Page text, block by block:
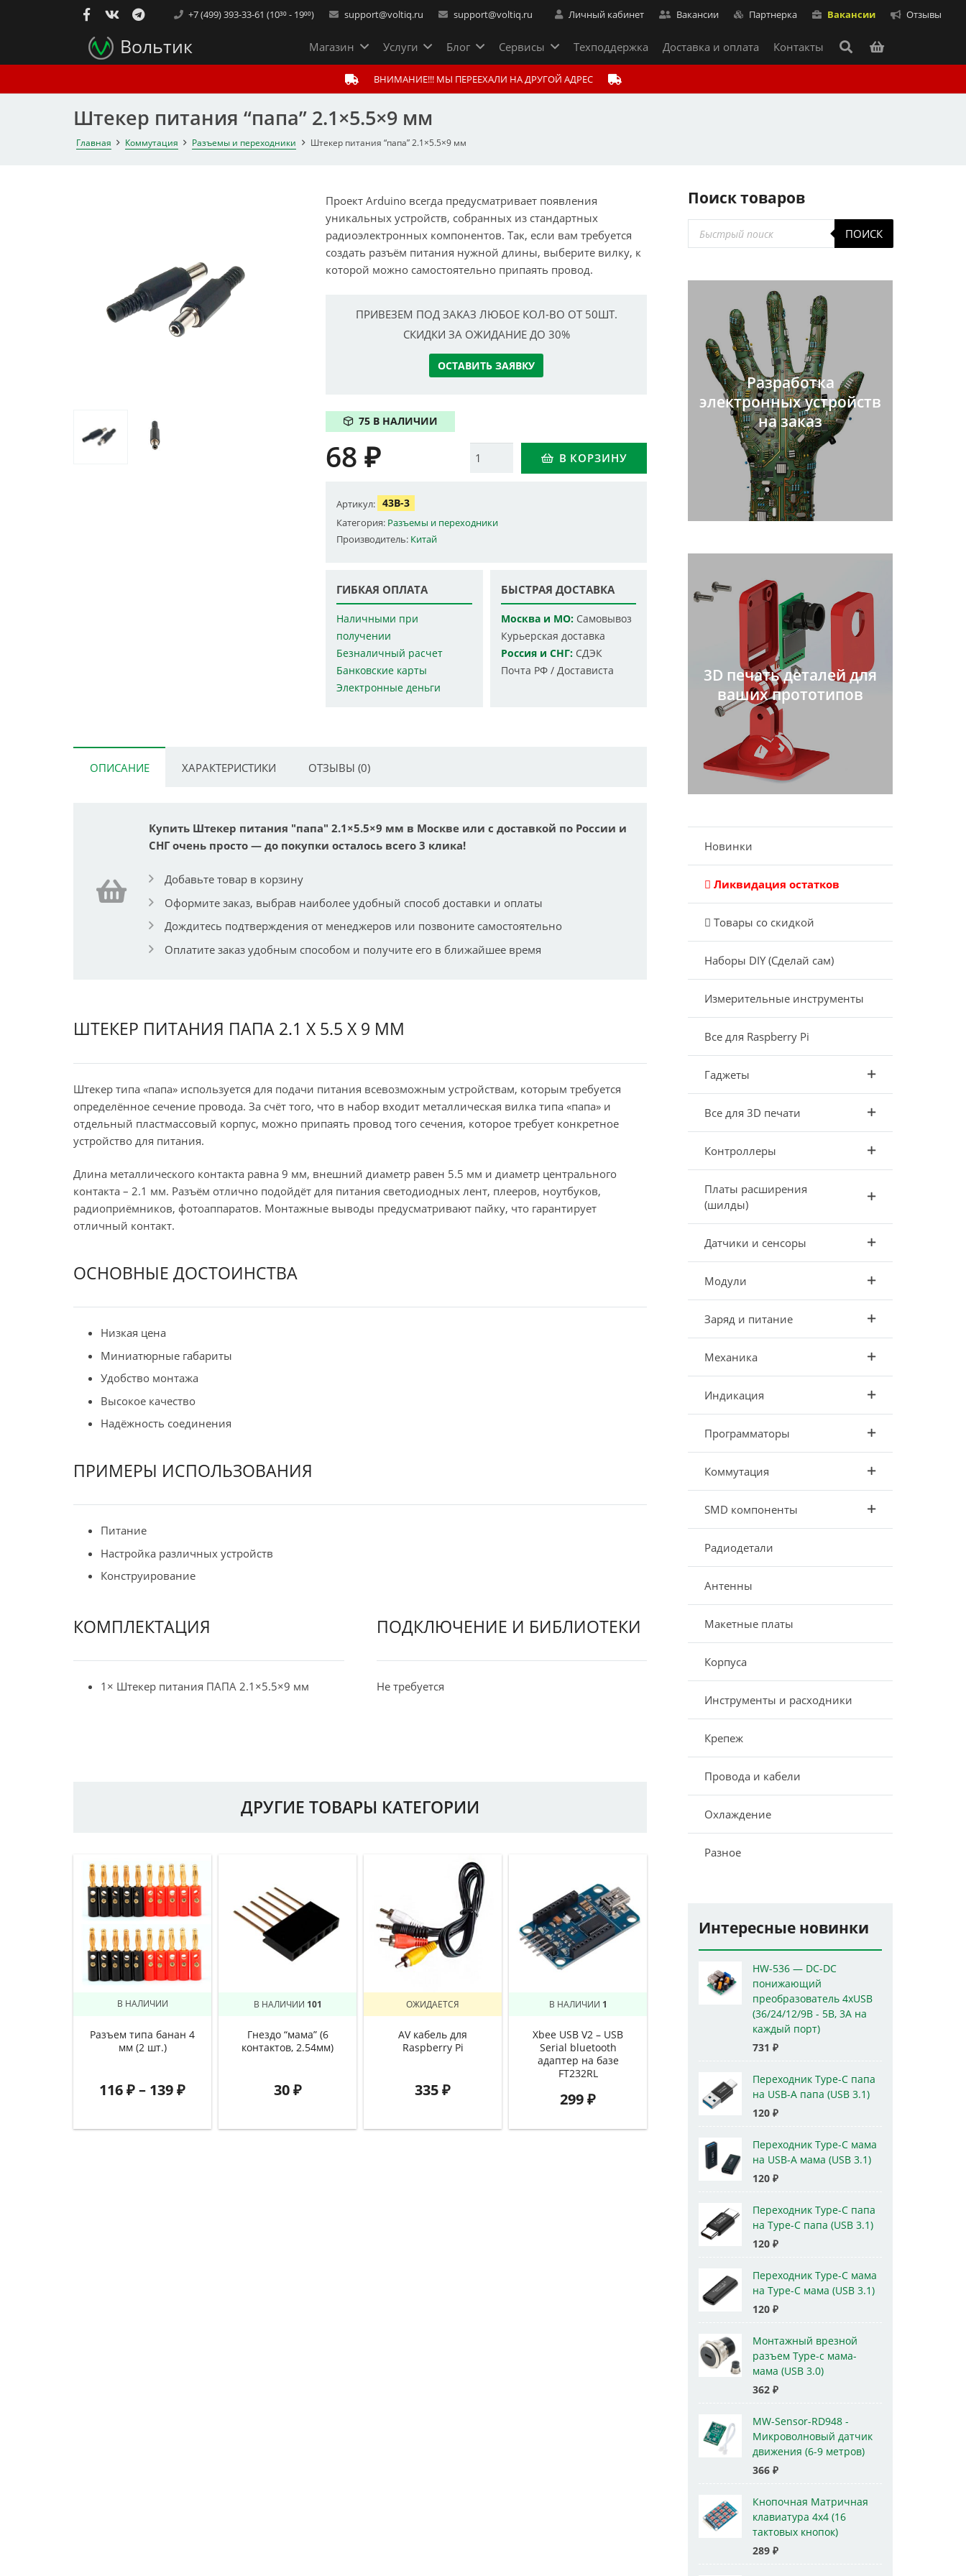
+7 (499) 393-33-61 (10³⁰ - 19⁰⁰) support@voltiq.ru support@voltiq.ru Личный кабинет Вакансии Партнерка Вакансии Отзывы
Вольтик Магазин Услуги Блог Сервисы Техподдержка Доставка и оплата Контакты
ВНИМАНИЕ!!! МЫ ПЕРЕЕХАЛИ НА ДРУГОЙ АДРЕС
Штекер питания “папа” 2.1×5.5×9 мм
Главная Коммутация Разъемы и переходники Штекер питания “папа” 2.1×5.5×9 мм
Проект Arduino всегда предусматривает появления
уникальных устройств, собранных из стандартных
радиоэлектронных компонентов. Так, если вам требуется
создать разъём питания нужной длины, выберите вилку, к
которой можно самостоятельно припаять провод.
ПРИВЕЗЕМ ПОД ЗАКАЗ ЛЮБОЕ КОЛ-ВО ОТ 50ШТ.
СКИДКИ ЗА ОЖИДАНИЕ ДО 30%
ОСТАВИТЬ ЗАЯВКУ
75 В НАЛИЧИИ
Количество В КОРЗИНУ
68₽
Артикул: 43B-3
Категория: Разъемы и переходники
Производитель: Китай
ГИБКАЯ ОПЛАТА
Наличными при
получении
Безналичный расчет
Банковские карты
Электронные деньги
БЫСТРАЯ ДОСТАВКА
Москва и МО:Самовывоз
Курьерская доставка
Россия и СНГ:СДЭК
Почта РФ / Достависта
ОПИСАНИЕ ХАРАКТЕРИСТИКИ ОТЗЫВЫ (0)
Купить Штекер питания "папа" 2.1×5.5×9 мм в Москве или с доставкой по России и
СНГ очень просто — до покупки осталось всего 3 клика!
Добавьте товар в корзину
Оформите заказ, выбрав наиболее удобный способ доставки и оплаты
Дождитесь подтверждения от менеджеров или позвоните самостоятельно
Оплатите заказ удобным способом и получите его в ближайшее время
ШТЕКЕР ПИТАНИЯ ПАПА 2.1 Х 5.5 Х 9 ММ
Штекер типа «папа» используется для подачи питания всевозможным устройствам, которым требуется
определённое сечение провода. За счёт того, что в набор входит металлическая вилка типа «папа» и
отдельный пластмассовый корпус, можно припаять провод того сечения, которое требует конкретное
устройство для питания.
Длина металлического контакта равна 9 мм, внешний диаметр равен 5.5 мм и диаметр центрального
контакта – 2.1 мм. Разъём отлично подойдёт для питания светодиодных лент, плееров, ноутбуков,
радиоприёмников, фотоаппаратов. Монтажные выводы предусматривают пайку, что гарантирует
отличный контакт.
ОСНОВНЫЕ ДОСТОИНСТВА
Низкая цена
Миниатюрные габариты
Удобство монтажа
Высокое качество
Надёжность соединения
ПРИМЕРЫ ИСПОЛЬЗОВАНИЯ
Питание
Настройка различных устройств
Конструирование
КОМПЛЕКТАЦИЯ
1× Штекер питания ПАПА 2.1×5.5×9 мм
ПОДКЛЮЧЕНИЕ И БИБЛИОТЕКИ
Не требуется
ДРУГИЕ ТОВАРЫ КАТЕГОРИИ
В НАЛИЧИИ
Разъем типа банан 4
мм (2 шт.)
116₽– 139₽
В НАЛИЧИИ 101
Гнездо “мама” (6
контактов, 2.54мм)
30₽
ОЖИДАЕТСЯ
AV кабель для
Raspberry Pi
335₽
В НАЛИЧИИ 1
Xbee USB V2 – USB
Serial bluetooth
адаптер на базе
FT232RL
299₽
Поиск товаров
Поиск
товаров
ПОИСК
Разработка
электронных устройств
на заказ
3D печать деталей для
ваших прототипов
Новинки
Ликвидация остатков
Товары со скидкой
Наборы DIY (Сделай сам)
Измерительные инструменты
Все для Raspberry Pi
Гаджеты
Все для 3D печати
Контроллеры
Платы расширения
(шилды)
Датчики и сенсоры
Модули
Заряд и питание
Механика
Индикация
Программаторы
Коммутация
SMD компоненты
Радиодетали
Антенны
Макетные платы
Корпуса
Инструменты и расходники
Крепеж
Провода и кабели
Охлаждение
Разное
Интересные новинки
HW-536 — DC-DC
понижающий
преобразователь 4xUSB
(36/24/12/9В - 5В, 3А на
каждый порт)
731 ₽
Переходник Type-C папа
на USB-A папа (USB 3.1)
120 ₽
Переходник Type-C мама
на USB-A мама (USB 3.1)
120 ₽
Переходник Type-C папа
на Type-C папа (USB 3.1)
120 ₽
Переходник Type-C мама
на Type-C мама (USB 3.1)
120 ₽
Монтажный врезной
разъем Type-c мама-
мама (USB 3.0)
362 ₽
MW-Sensor-RD948 -
Микроволновый датчик
движения (6-9 метров)
366 ₽
Кнопочная Матричная
клавиатура 4x4 (16
тактовых кнопок)
289 ₽